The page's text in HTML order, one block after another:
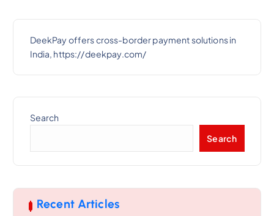
DeekPay offers cross-border payment solutions in
India, https://deekpay.com/
Search
Search
Recent Articles